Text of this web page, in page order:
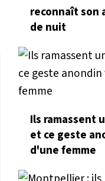
reconnaît son
de nuit
Ils ramassent
et ce geste
d'une femme